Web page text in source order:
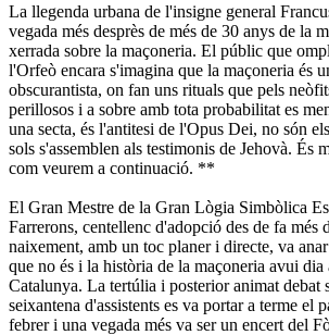
La llegenda urbana de l'insigne general
vegada més desprès de més de 30 anys de la
xerrada sobre la maçoneria. El públic que
l'Orfeò encara s'imagina que la maçoneria és
obscurantista, on fan uns rituals que pels
perillosos i a sobre amb tota probabilitat es
una secta, és l'antitesi de l'Opus Dei, no són
sols s'assemblen als testimonis de Jehovà. És
com veurem a continuació. **
El Gran Mestre de la Gran Lògia Simbòlica
Farrerons, centellenc d'adopció des de fa més
naixement, amb un toc planer i directe, va
que no és i la història de la maçoneria avui dia
Catalunya. La tertúlia i posterior animat debat
seixantena d'assistents es va portar a terme el
febrer i una vegada més va ser un encert del